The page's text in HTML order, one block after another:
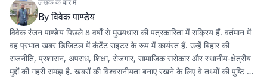
लेखक के बारे में
Byविवेक पाण्डेय
विवेक रंजन पाण्डेय पिछले 8 वर्षों से मुख्यधारा की पत्रकारिता में सक्रिय हैं. वर्तमान में
वह प्रभात खबर डिजिटल में कंटेंट राइटर के रूप में कार्यरत हैं. उन्हें बिहार की
राजनीति, प्रशासन, अपराध, शिक्षा, रोजगार, सामाजिक सरोकार और स्थानीय-क्षेत्रीय
मुद्दों की गहरी समझ है. खबरों की विश्वसनीयता बनाए रखने के लिए वे तथ्यों की पुष्टि और